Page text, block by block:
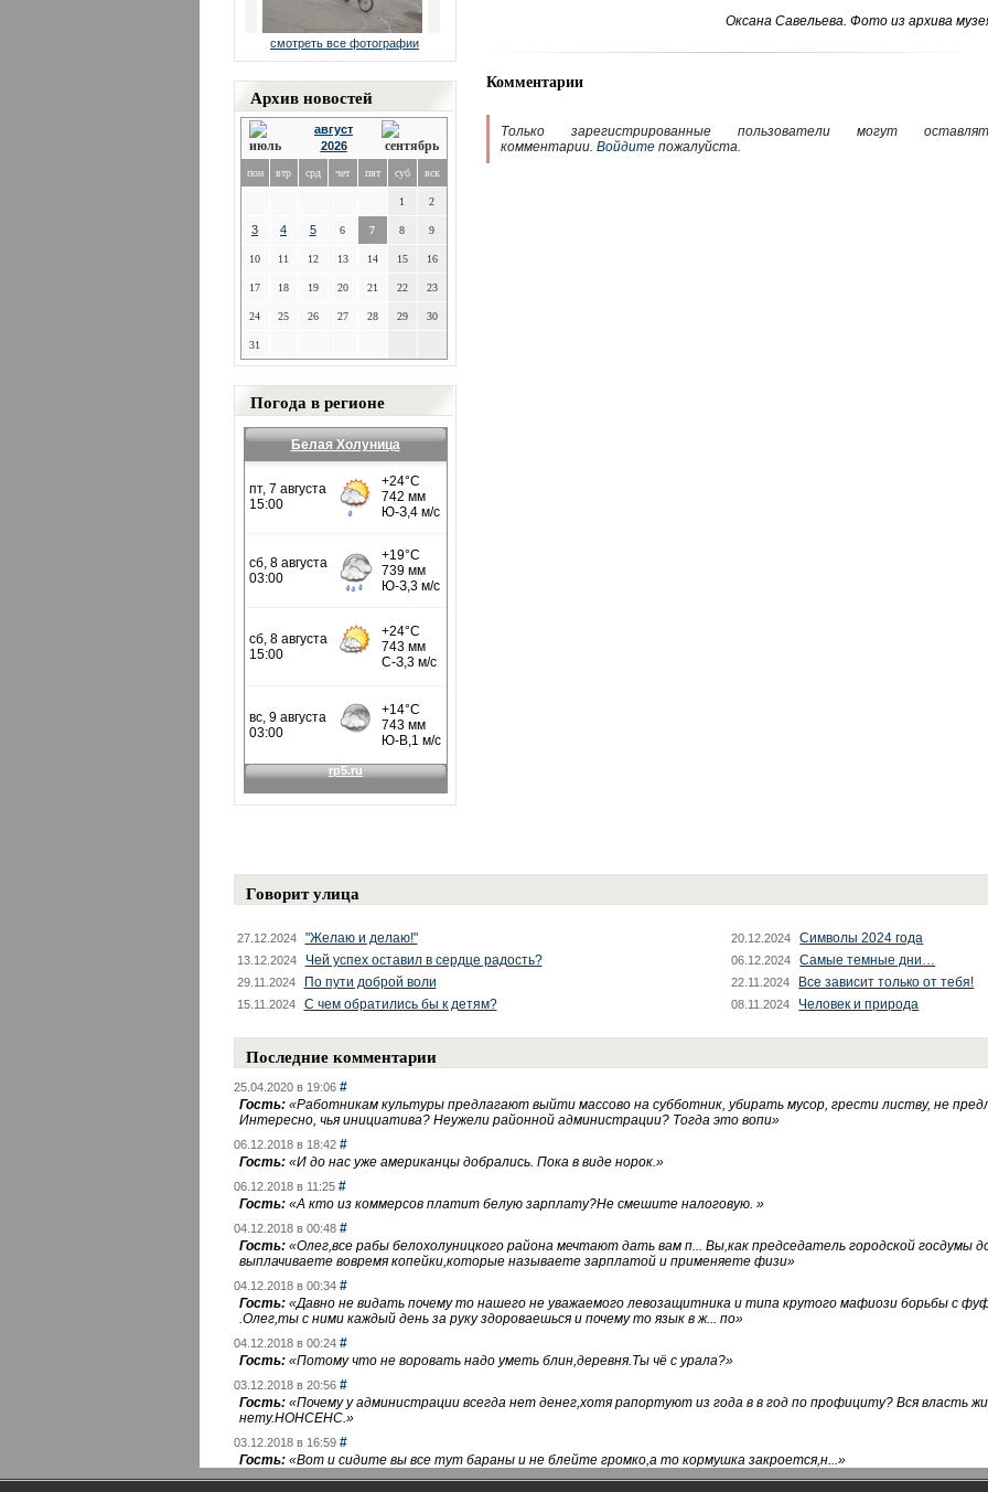
смотреть все фотографии
Архив новостей
август
2026
пон втр срд чет пят суб вск
1 2
3 4 5 6 7 8 9
10 11 12 13 14 15 16
17 18 19 20 21 22 23
24 25 26 27 28 29 30
31
Погода в регионе
Белая Холуница
Оксана Савельева. Фото из архива
Комментарии
Только зарегистрированные пользователи могут
комментарии. Войдитепожалуйста.
Говорит улица
27.12.2024 "Желаю и делаю!" 20.12.2024 Символы 2024 года
13.12.2024 Чей успех оставил в сердце радость? 06.12.2024 Самые темные дни…
29.11.2024 По пути доброй воли 22.11.2024 Все зависит только от тебя!
15.11.2024 С чем обратились бы к детям? 08.11.2024 Человек и природа
Последние комментарии
25.04.2020 в 19:06 #
Гость: «Работникам культуры предлагают выйти массово на субботник, убирать мусор, грести листву, не
Интересно, чья инициатива? Неужели районной администрации? Тогда это вопи»
06.12.2018 в 18:42 #
Гость: «И до нас уже американцы добрались. Пока в виде норок.»
06.12.2018 в 11:25 #
Гость: «А кто из коммерсов платит белую зарплату?Не смешите налоговую. »
04.12.2018 в 00:48 #
Гость: «Олег,все рабы белохолуницкого района мечтают дать вам п... Вы,как председатель городской госдумы
выплачиваете вовремя копейки,которые называете зарплатой и применяете физи»
04.12.2018 в 00:34 #
Гость: «Давно не видать почему то нашего не уважаемого левозащитника и типа крутого мафиози борьбы с
.Олег,ты с ними каждый день за руку здороваешься и почему то язык в ж... по»
04.12.2018 в 00:24 #
Гость: «Потому что не воровать надо уметь блин,деревня.Ты чё с урала?»
03.12.2018 в 20:56 #
Гость: «Почему у администрации всегда нет денег,хотя рапортуют из года в в год по профициту? Вся власть
нету.НОНСЕНС.»
03.12.2018 в 16:59 #
Гость: «Вот и сидите вы все тут бараны и не блейте громко,а то кормушка закроется,н...»